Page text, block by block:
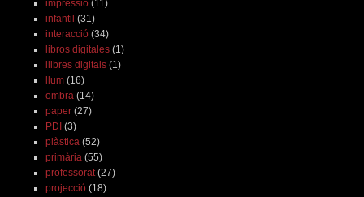
impressió(11)
infantil (31)
interacció(34)
libros digitales(1)
llibres digitals(1)
llum(16)
ombra(14)
paper(27)
PDI (3)
plàstica(52)
primària(55)
professorat(27)
projecció(18)